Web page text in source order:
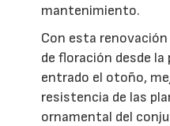
mantenimiento.
Con esta
de floración desde
entrado el otoño,
resistencia de las
ornamental del